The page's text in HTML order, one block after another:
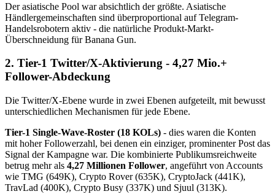
Der asiatische Pool war absichtlich der größte. Asiatische
Händlergemeinschaften sind überproportional auf Telegram-
Handelsrobotern aktiv - die natürliche Produkt-Markt-
Überschneidung für Banana Gun.
2. Tier-1 Twitter/X-Aktivierung - 4,27 Mio.+
Follower-Abdeckung
Die Twitter/X-Ebene wurde in zwei Ebenen aufgeteilt, mit bewusst
unterschiedlichen Mechanismen für jede Ebene.
Tier-1 Single-Wave-Roster (18 KOLs) - dies waren die Konten
mit hoher Followerzahl, bei denen ein einziger, prominenter Post das
Signal der Kampagne war. Die kombinierte Publikumsreichweite
betrug mehr als 4,27 Millionen Follower, angeführt von Accounts
wie TMG (649K), Crypto Rover (635K), CryptoJack (441K),
TravLad (400K), Crypto Busy (337K) und Sjuul (313K).